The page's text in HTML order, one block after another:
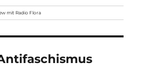
mit Radio Flora